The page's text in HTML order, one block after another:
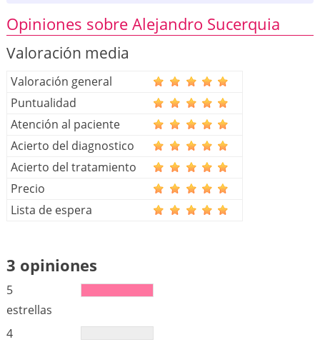
Opiniones sobre Alejandro Sucerquia
Valoración media
Valoración general
Puntualidad
Atención al paciente
Acierto del diagnostico
Acierto del tratamiento
Precio
Lista de espera
3 opiniones
5
estrellas
4